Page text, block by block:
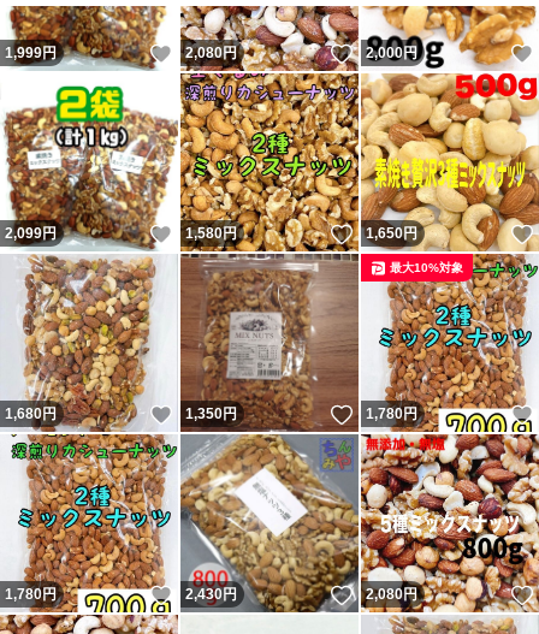
1,999円 いいね！
2,080円 いいね！
2,000円
2,099円 いいね！
1,580円 いいね！
1,650円
1,680円 いいね！
1,350円 いいね！
1,780円
最大10%対象
1,780円 いいね！
2,430円 いいね！
2,080円